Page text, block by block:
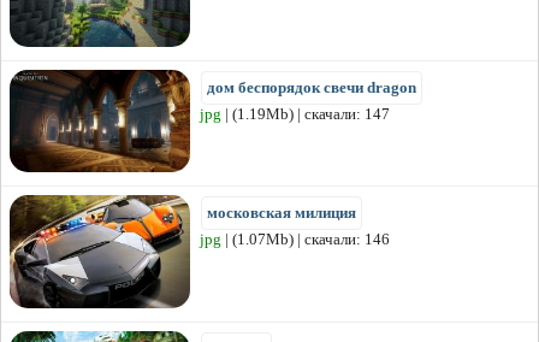
дом беспорядок свечи dragon
jpg | (1.19Mb) | скачали: 147
московская милиция
jpg | (1.07Mb) | скачали: 146